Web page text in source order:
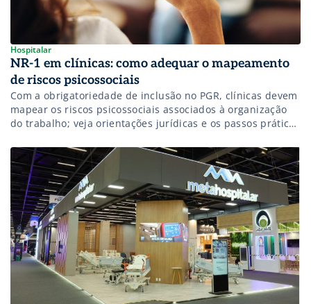
Hospitalar
NR-1 em clínicas: como adequar o mapeamento
de riscos psicossociais
Com a obrigatoriedade de inclusão no PGR, clínicas devem
mapear os riscos psicossociais associados à organização
do trabalho; veja orientações jurídicas e os passos práticos